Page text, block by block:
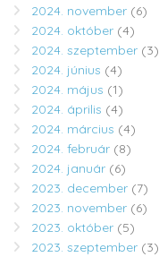
2024. november (6)
2024. október (4)
2024. szeptember (3)
2024. június (4)
2024. május (1)
2024. április (4)
2024. március (4)
2024. február (8)
2024. január (6)
2023. december (7)
2023. november (6)
2023. október (5)
2023. szeptember (3)